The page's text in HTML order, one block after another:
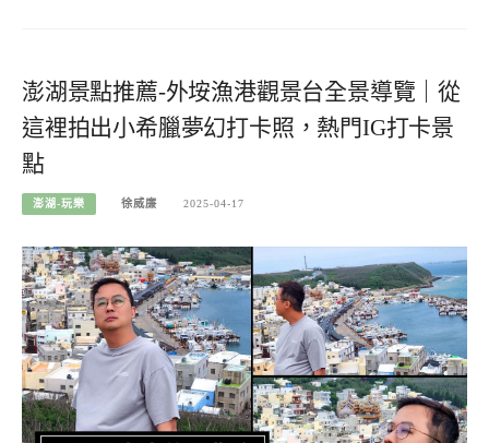
澎湖景點推薦-外垵漁港觀景台全景導覽｜從
這裡拍出小希臘夢幻打卡照，熱門IG打卡景
點
澎湖-玩樂 徐威廉 2025-04-17